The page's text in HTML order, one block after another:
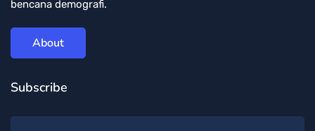
bencana demografi.
About
Subscribe